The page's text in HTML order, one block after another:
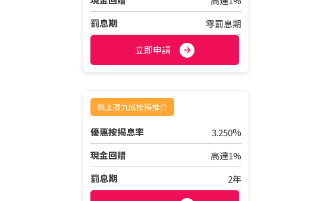
罰息期
零罰息期
立即申請
無上限九成按揭推介
優惠按揭息率 3.250%
現金回贈
高達1%
罰息期
2年